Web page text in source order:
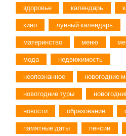
здоровье календарь
кино лунный календарь
материнство меню
мода недвижимость
неопознанное новогодние
новогодние туры
новости образование
памятные даты пенсии